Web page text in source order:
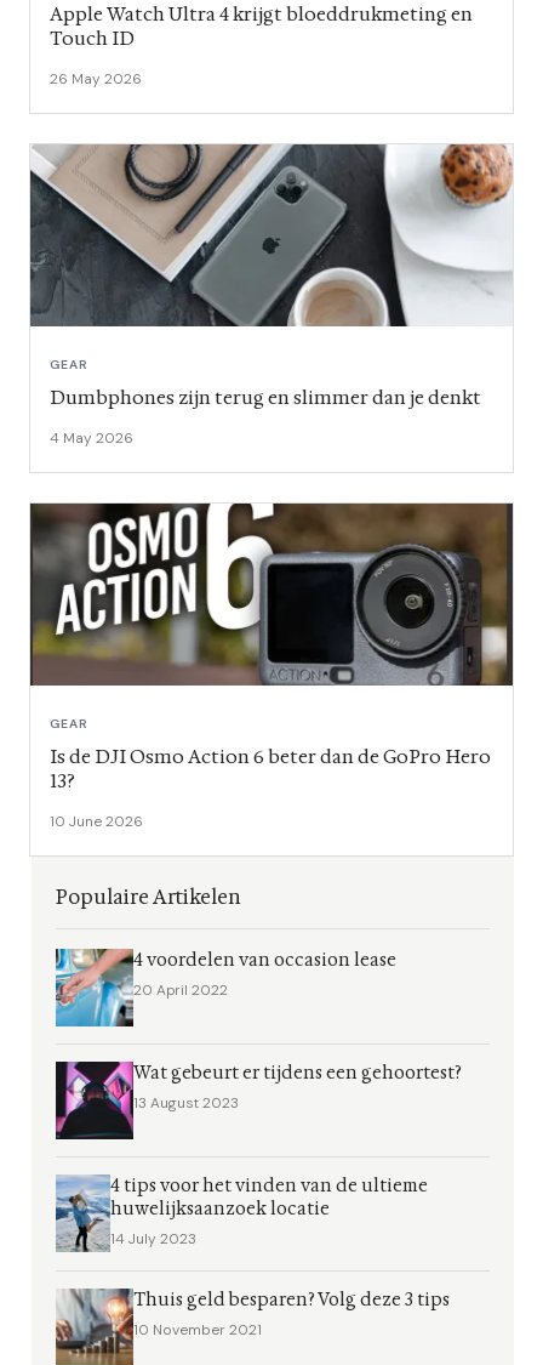
Apple Watch Ultra 4 krijgt bloeddrukme­ting en
Touch ID
26 May 2026
GEAR
Dumbphones zijn terug en slimmer dan je denkt
4 May 2026
GEAR
Is de DJI Osmo Action 6 beter dan de GoPro Hero
13?
10 June 2026
Populaire Artikelen
4 voordelen van occasion lease
20 April 2022
Wat gebeurt er tijdens een gehoortest?
13 August 2023
4 tips voor het vinden van de ultieme
huwelijksaanzoek locatie
14 July 2023
Thuis geld besparen? Volg deze 3 tips
10 November 2021